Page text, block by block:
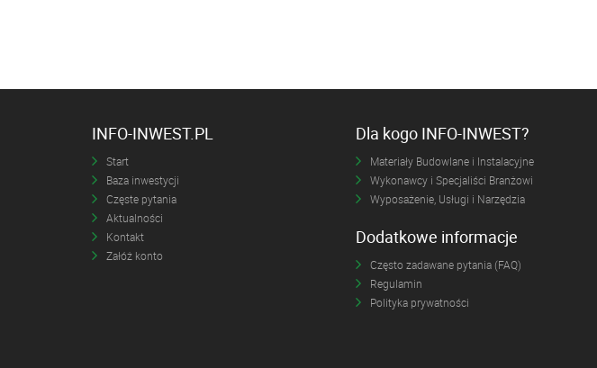
INFO-INWEST.PL
Start
Baza inwestycji
Częste pytania
Aktualności
Kontakt
Załóż konto
Dla kogo INFO-INWEST?
Materiały Budowlane i Instalacyjne
Wykonawcy i Specjaliści Branżowi
Wyposażenie, Usługi i Narzędzia
Dodatkowe informacje
Często zadawane pytania (FAQ)
Regulamin
Polityka prywatności